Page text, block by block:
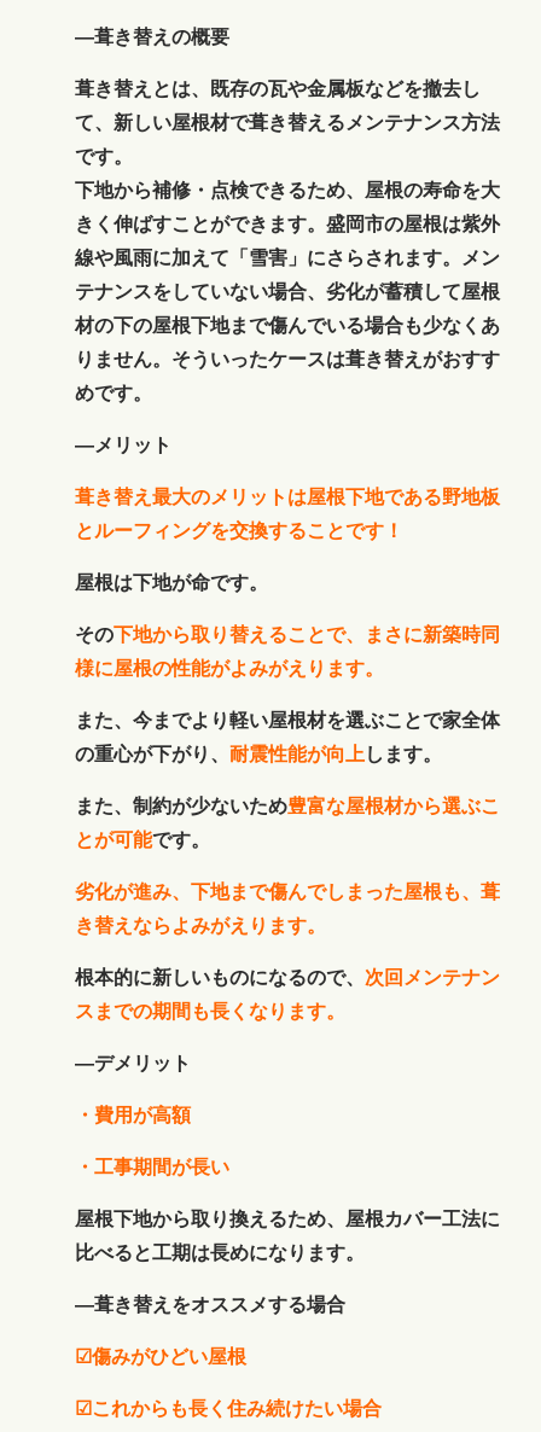
―葺き替えの概要
葺き替えとは、既存の瓦や金属板などを撤去し
て、新しい屋根材で葺き替えるメンテナンス方法
です。
下地から補修・点検できるため、屋根の寿命を大
きく伸ばすことができます。盛岡市の屋根は紫外
線や風雨に加えて「雪害」にさらされます。メン
テナンスをしていない場合、劣化が蓄積して屋根
材の下の屋根下地まで傷んでいる場合も少なくあ
りません。そういったケースは葺き替えがおすす
めです。
―メリット
葺き替え最大のメリットは屋根下地である野地板
とルーフィングを交換することです！
屋根は下地が命です。
その下地から取り替えることで、まさに新築時同
様に屋根の性能がよみがえります。
また、今までより軽い屋根材を選ぶことで家全体
の重心が下がり、耐震性能が向上 します。
また、制約が少ないため豊富な屋根材から選ぶこ
とが可能です。
劣化が進み、下地まで傷んでしまった屋根も、葺
き替えならよみがえります。
根本的に新しいものになるので、 次回メンテナン
スまでの期間も長くなります。
―デメリット
・費用が高額
・工事期間が長い
屋根下地から取り換えるため、屋根カバー工法に
比べると工期は長めになります。
―葺き替えをオススメする場合
☑傷みがひどい屋根
☑これからも長く住み続けたい場合